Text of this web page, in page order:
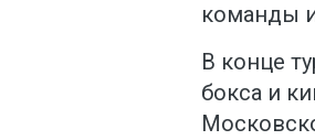
команды
В конце
бокса и